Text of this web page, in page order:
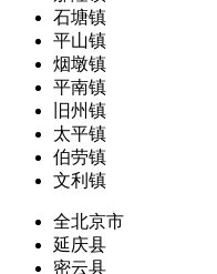
石塘镇
平山镇
烟墩镇
平南镇
旧州镇
太平镇
伯劳镇
文利镇
全北京市
延庆县
密云县